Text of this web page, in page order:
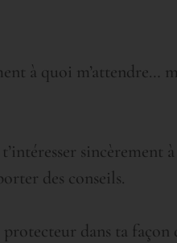
à quoi m’attendre…
sincèrement
des conseils.
dans ta façon